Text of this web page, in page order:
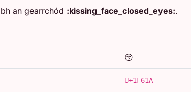
an gearrchód :kissing_face_closed_eyes:.
😚
U+1F61A